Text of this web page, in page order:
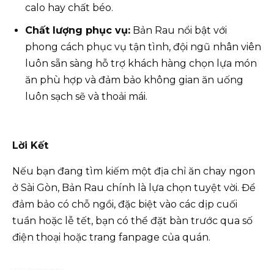
calo hay chất béo.
Chất lượng phục vụ: Bản Rau nổi bật với
phong cách phục vụ tận tình, đội ngũ nhân viên
luôn sẵn sàng hỗ trợ khách hàng chọn lựa món
ăn phù hợp và đảm bảo không gian ăn uống
luôn sạch sẽ và thoải mái.
Lời Kết
Nếu bạn đang tìm kiếm một địa chỉ ăn chay ngon
ở Sài Gòn, Bản Rau chính là lựa chọn tuyệt vời. Để
đảm bảo có chỗ ngồi, đặc biệt vào các dịp cuối
tuần hoặc lễ tết, bạn có thể đặt bàn trước qua số
điện thoại hoặc trang fanpage của quán.